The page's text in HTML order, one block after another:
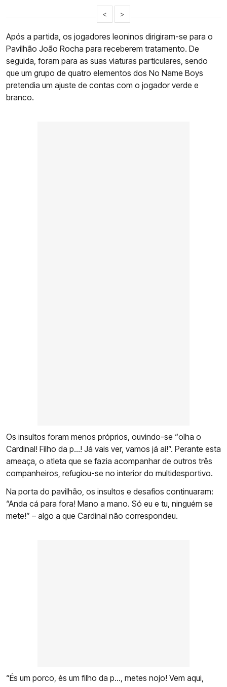
< >
Após a partida, os jogadores leoninos dirigiram-se para o
Pavilhão João Rocha para receberem tratamento. De
seguida, foram para as suas viaturas particulares, sendo
que um grupo de quatro elementos dos No Name Boys
pretendia um ajuste de contas com o jogador verde e
branco.
Os insultos foram menos próprios, ouvindo-se “olha o
Cardinal! Filho da p…! Já vais ver, vamos já aí!”. Perante esta
ameaça, o atleta que se fazia acompanhar de outros três
companheiros, refugiou-se no interior do multidesportivo.
Na porta do pavilhão, os insultos e desafios continuaram:
“Anda cá para fora! Mano a mano. Só eu e tu, ninguém se
mete!” – algo a que Cardinal não correspondeu.
“És um porco, és um filho da p…, metes nojo! Vem aqui,